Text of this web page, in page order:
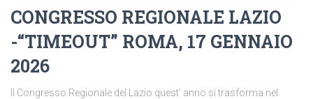
CONGRESSO REGIONALE LAZIO
-“TIMEOUT” ROMA, 17 GENNAIO
2026
ll Congresso Regionale del Lazio quest’ anno si trasforma nel